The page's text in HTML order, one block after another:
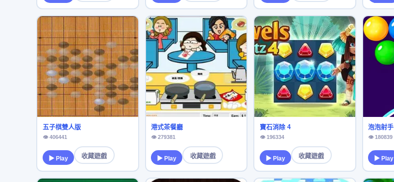
五子棋雙人版
👁 406441
▶ Play 收藏遊戲
港式茶餐廳
👁 279381
▶ Play 收藏遊戲
寶石消除 4
👁 196334
▶ Play 收藏遊戲
泡泡射手
👁 180839
▶ Play